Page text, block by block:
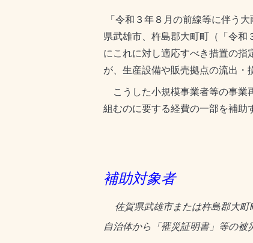
「令和３年８月の前線等に伴う
県武雄市、杵島郡大町町（「令
にこれに対し適応すべき措置の
が、生産設備や販売拠点の流出・
こうした小規模事業者等の事業
組むのに要する経費の一部を補助
補助対象者
佐賀県武雄市または杵島郡大
自治体から「罹災証明書」等の